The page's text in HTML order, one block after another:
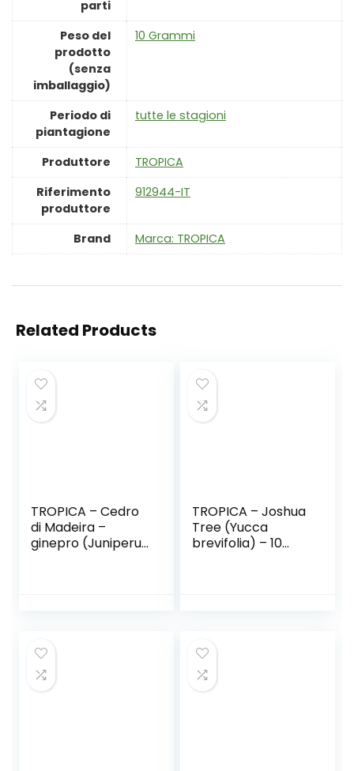
parti
Peso del
prodotto
(senza
imballaggio)
‎10 Grammi
Periodo di
piantagione
‎tutte le stagioni
Produttore
‎TROPICA
Riferimento
produttore
‎912944-IT
Brand Marca: TROPICA
Related Products
TROPICA – Cedro
di Madeira –
ginepro (Juniperus
TROPICA – Joshua
Tree (Yucca
brevifolia) – 10